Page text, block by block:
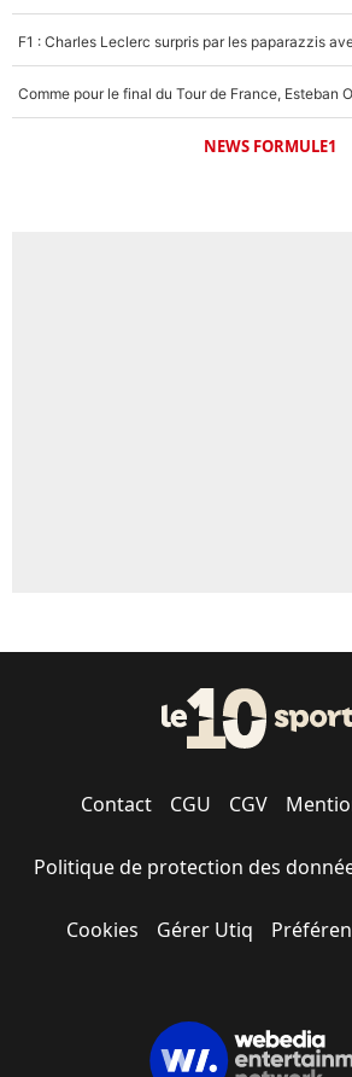
NEWS FORMULE1
Contact CGU CGV
Politique de protection des
Cookies Gérer Utiq